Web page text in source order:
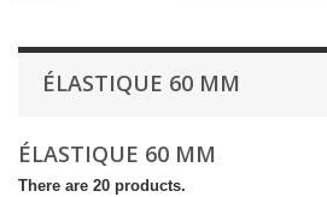
ÉLASTIQUE 60 MM
ÉLASTIQUE 60 MM
There are 20 products.